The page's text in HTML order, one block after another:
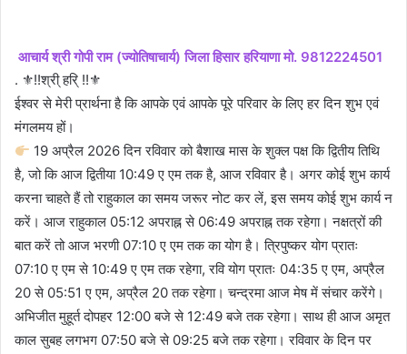
आचार्य श्री गोपी राम (ज्योतिषाचार्य) जिला हिसार हरियाणा मो. 9812224501
. ⚜!!श्री् हरि् !!⚜
ईश्वर से मेरी प्रार्थना है कि आपके एवं आपके पूरे परिवार के लिए हर दिन शुभ एवं
मंगलमय हों।
19 अप्रैल 2026 दिन रविवार को बैशाख मास के शुक्ल पक्ष कि द्वितीय तिथि
है, जो कि आज द्वितीया 10:49 ए एम तक है, आज रविवार है। अगर कोई शुभ कार्य
करना चाहते हैं तो राहुकाल का समय जरूर नोट कर लें, इस समय कोई शुभ कार्य न
करें। आज राहुकाल 05:12 अपराह्न से 06:49 अपराह्न तक रहेगा। नक्षत्रों की
बात करें तो आज भरणी 07:10 ए एम तक का योग है। त्रिपुष्कर योग प्रातः
07:10 ए एम से 10:49 ए एम तक रहेगा, रवि योग प्रातः 04:35 ए एम, अप्रैल
20 से 05:51 ए एम, अप्रैल 20 तक रहेगा। चन्द्रमा आज मेष में संचार करेंगे।
अभिजीत मुहूर्त दोपहर 12:00 बजे से 12:49 बजे तक रहेगा। साथ ही आज अमृत
काल सुबह लगभग 07:50 बजे से 09:25 बजे तक रहेगा। रविवार के दिन पर